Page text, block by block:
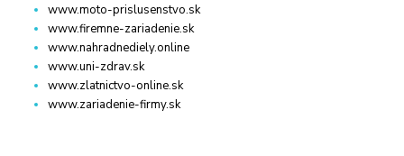
www.moto-prislusenstvo.sk
www.firemne-zariadenie.sk
www.nahradnediely.online
www.uni-zdrav.sk
www.zlatnictvo-online.sk
www.zariadenie-firmy.sk